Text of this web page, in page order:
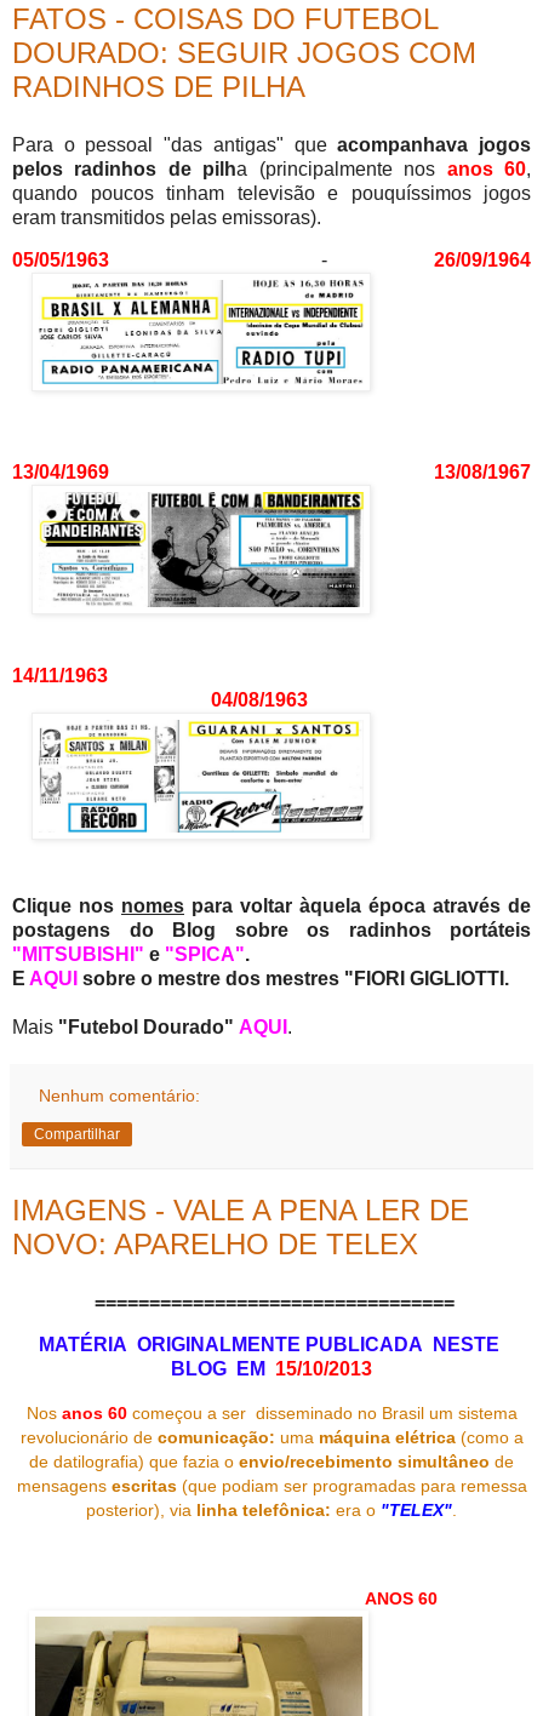
FATOS - COISAS DO FUTEBOL
DOURADO: SEGUIR JOGOS COM
RADINHOS DE PILHA
Para o pessoal "das antigas" queacompanhava jogos
pelos radinhos de pilha (principalmente nos anos 60,
quando poucos tinham televisão e pouquíssimos jogos
eram transmitidos pelas emissoras).
05/05/1963 - 26/09/1964
13/04/1969 13/08/1967
14/11/1963
04/08/1963
Clique nos nomes para voltar àquela época através de
postagens do Blog sobre os radinhos portáteis
"MITSUBISHI" e "SPICA".
E AQUI sobre o mestre dos mestres "FIORI GIGLIOTTI.
Mais "Futebol Dourado" AQUI .
Nenhum comentário:
Compartilhar
IMAGENS - VALE A PENA LER DE
NOVO: APARELHO DE TELEX
=================================
MATÉRIA ORIGINALMENTE PUBLICADA NESTE
BLOG EM 15/10/2013
Nos anos 60 começou a ser disseminado no Brasil um sistema
revolucionário de comunicação: uma máquina elétrica (como a
de datilografia) que fazia o envio/recebimento simultâneo de
mensagens escritas (que podiam ser programadas para remessa
posterior), via linha telefônica: era o "TELEX".
ANOS 60